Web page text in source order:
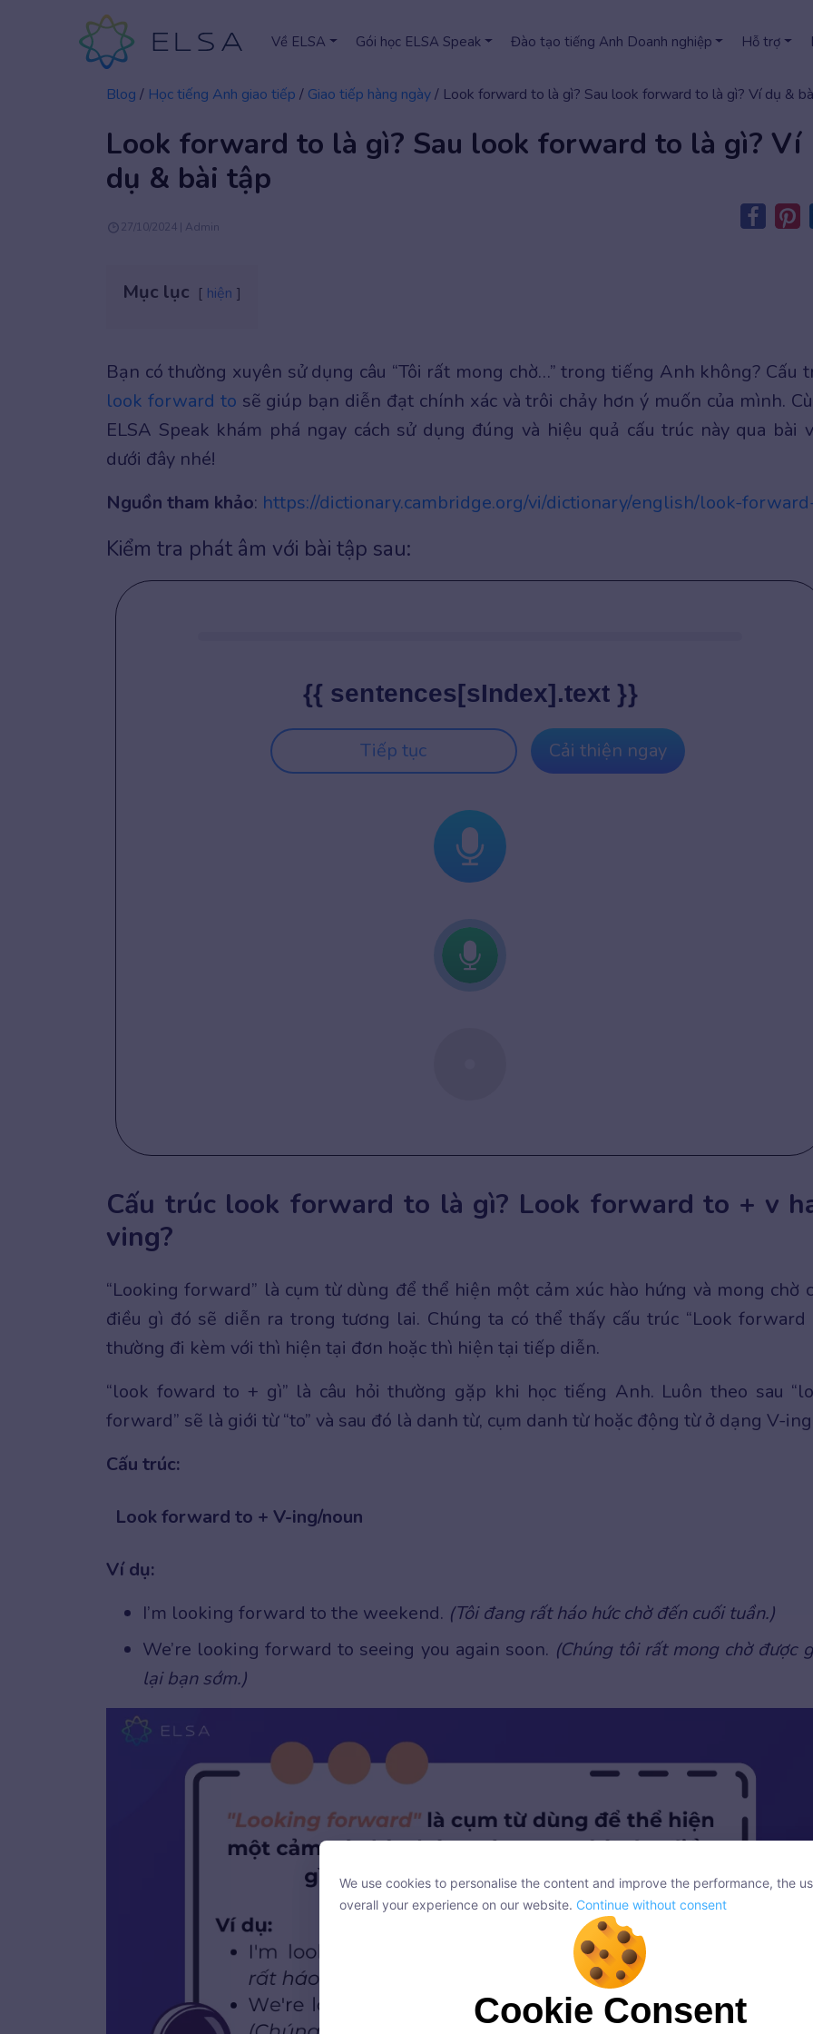
Về ELSA Gói học ELSA Speak Đào tạo tiếng Anh Doanh nghiệp Hỗ trợ
Blog / Học tiếng Anh giao tiếp / Giao tiếp hàng ngày/ Look forward to là gì? Sau look forward to là gì? Ví dụ &
Look forward to là gì? Sau look forward to là gì? Ví
dụ & bài tập
27/10/2024 | Admin
Mục lục hiện
Bạn có thường xuyên sử dụng câu “Tôi rất mong chờ…” trong tiếng Anh không? Cấu
look forward to sẽ giúp bạn diễn đạt chính xác và trôi chảy hơn ý muốn của mình.
ELSA Speak khám phá ngay cách sử dụng đúng và hiệu quả cấu trúc này qua bài
dưới đây nhé!
Nguồn tham khảo: https://dictionary.cambridge.org/vi/dictionary/english/look-
Kiểm tra phát âm với bài tập sau:
{{ sentences[sIndex].text }}
Tiếp tục Cải thiện ngay
Cấu trúc look forward to là gì? Look forward to + v
ving?
“Looking forward” là cụm từ dùng để thể hiện một cảm xúc hào hứng và mong chờ
điều gì đó sẽ diễn ra trong tương lai. Chúng ta có thể thấy cấu trúc “Look forward
thường đi kèm với thì hiện tại đơn hoặc thì hiện tại tiếp diễn.
“look foward to + gì” là câu hỏi thường gặp khi học tiếng Anh. Luôn theo sau
forward” sẽ là giới từ “to” và sau đó là danh từ, cụm danh từ hoặc động từ ở dạng V-
Cấu trúc:
Look forward to + V-ing/noun
Ví dụ:
I’m looking forward to the weekend. (Tôi đang rất háo hức chờ đến cuối tuần.)
We’re looking forward to seeing you again soon. (Chúng tôi rất mong chờ được
lại bạn sớm.)
We use cookies to personalise the content and improve the performance, the
overall your experience on our website.
Continue without consent
Cookie Consent
We use cookies to personalise the content and improve the performance, the
overall your experience on our website. Continue without consent
Cookie Consent